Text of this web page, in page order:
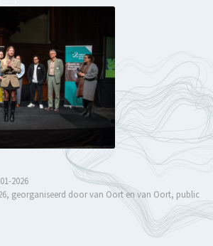
2026
georganiseerd door van Oort en van Oort, public